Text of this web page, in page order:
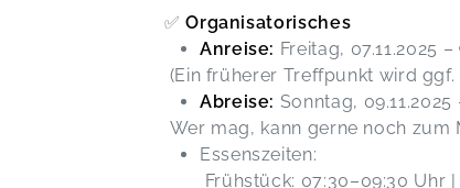
✅Organisatorisches
Anreise: Freitag, 07.11.2025 –
(Ein früherer Treffpunkt wird
Abreise: Sonntag, 09.11.2025
Wer mag, kann gerne noch
Essenszeiten:
Frühstück: 07:30–09:30 Uhr